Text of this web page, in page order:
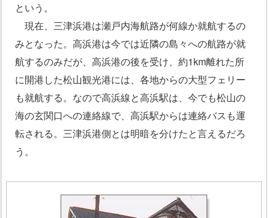
という。
現在、三津浜港は瀬戸内海航路が何線か就航するの
みとなった。高浜港は今では近隣の島々への航路が就
航するのみだが、高浜港の後を受け、約1km離れた所
に開港した松山観光港には、各地からの大型フェリー
も就航する。なので高浜線と高浜駅は、今でも松山の
海の玄関口への連絡線で、高浜駅からは連絡バスも運
転される。三津浜港側とは明暗を分けたと言えるだろ
う。